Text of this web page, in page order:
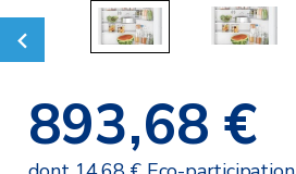
893,68 €